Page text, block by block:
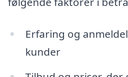
Erfaring og
kunder